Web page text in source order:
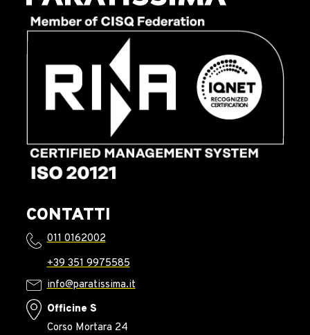
CONTATTI
011 0162002
+39 351 9975585
info@paratissima.it
Officine S
Corso Mortara 24